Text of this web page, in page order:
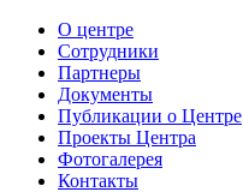
О центре
Сотрудники
Партнеры
Документы
Публикации о Центре
Проекты Центра
Фотогалерея
Контакты